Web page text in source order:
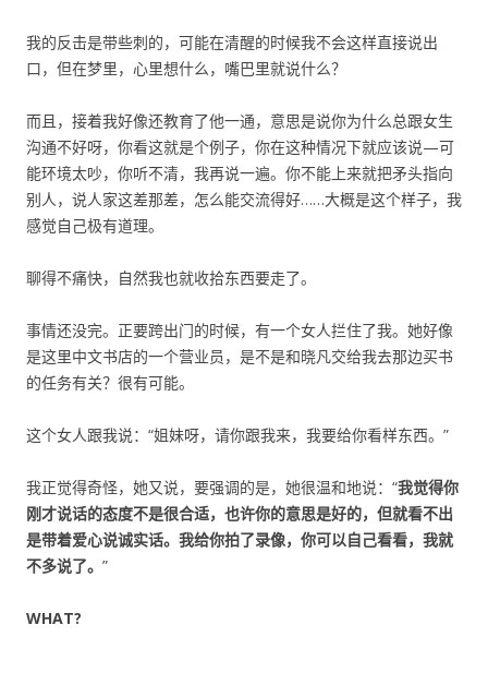
我的反击是带些刺的，可能在清醒的时候我不会这样直接说出
口，但在梦里，心里想什么，嘴巴里就说什么？
而且，接着我好像还教育了他一通，意思是说你为什么总跟女生
沟通不好呀，你看这就是个例子，你在这种情况下就应该说—可
能环境太吵，你听不清，我再说一遍。你不能上来就把矛头指向
别人，说人家这差那差，怎么能交流得好……大概是这个样子，我
感觉自己极有道理。
聊得不痛快，自然我也就收拾东西要走了。
事情还没完。正要跨出门的时候，有一个女人拦住了我。她好像
是这里中文书店的一个营业员，是不是和晓凡交给我去那边买书
的任务有关？很有可能。
这个女人跟我说：“姐妹呀，请你跟我来，我要给你看样东西。”
我正觉得奇怪，她又说，要强调的是，她很温和地说：“我觉得你
刚才说话的态度不是很合适，也许你的意思是好的，但就看不出
是带着爱心说诚实话。我给你拍了录像，你可以自己看看，我就
不多说了。 ”
WHAT?